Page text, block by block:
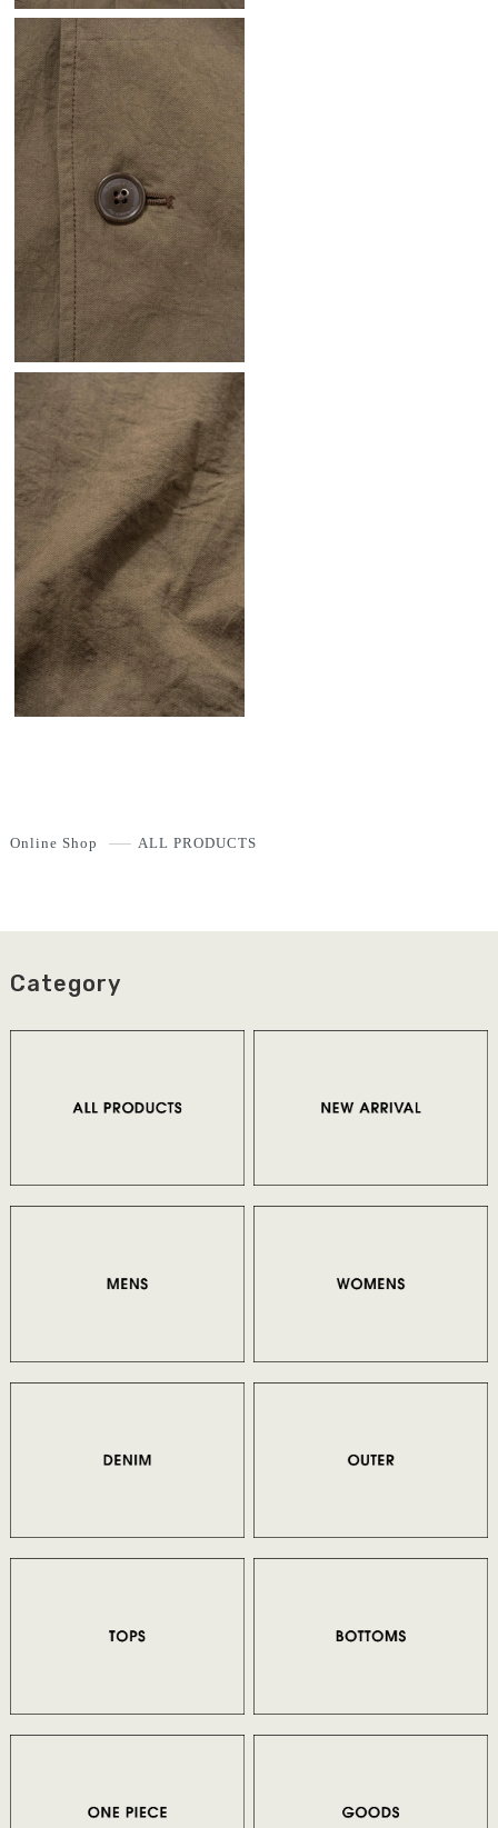
Online Shop ALL PRODUCTS
Category